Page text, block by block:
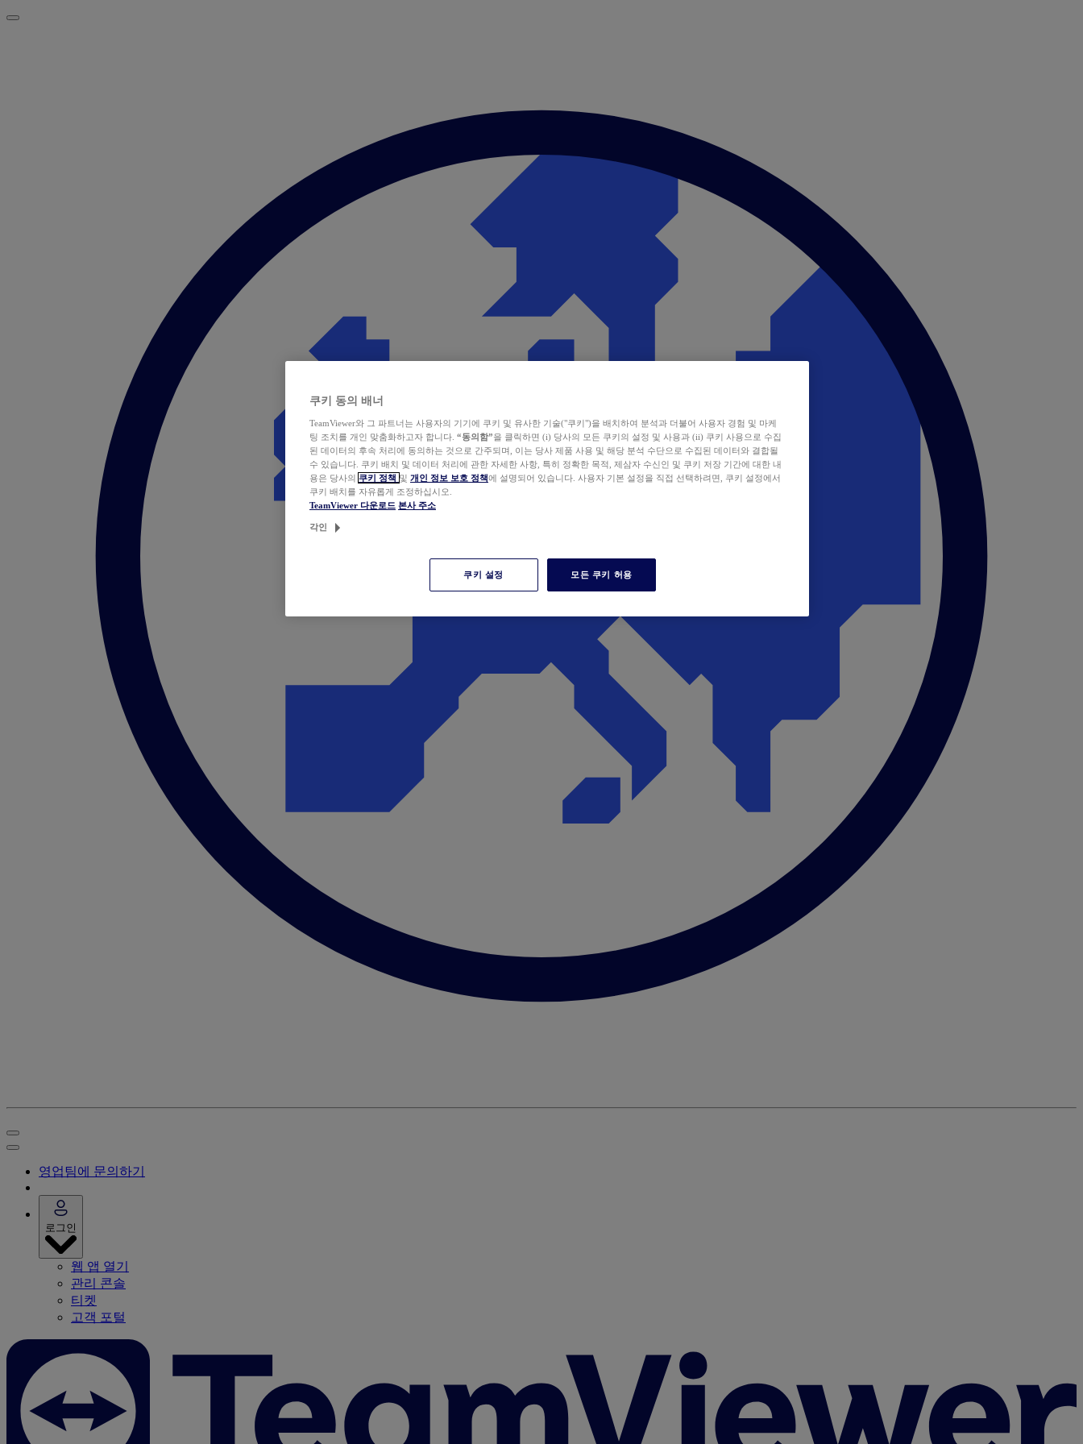
영업팀에 문의하기
로그인
웹 앱 열기
관리 콘솔
티켓
고객 포털
쿠키 동의 배너
TeamViewer와 그 파트너는 사용자의 기기에 쿠키 및 유사한 기술("쿠키")을 배치하여 분석과 더불어 사용자 경험 및 마케
팅 조치를 개인 맞춤화하고자 합니다. “동의함”을 클릭하면 (i) 당사의 모든 쿠키의 설정 및 사용과 (ii) 쿠키 사용으로 수집
된 데이터의 후속 처리에 동의하는 것으로 간주되며, 이는 당사 제품 사용 및 해당 분석 수단으로 수집된 데이터와 결합될
수 있습니다. 쿠키 배치 및 데이터 처리에 관한 자세한 사항, 특히 정확한 목적, 제삼자 수신인 및 쿠키 저장 기간에 대한 내
용은 당사의 쿠키 정책 및 개인 정보 보호 정책에 설명되어 있습니다. 사용자 기본 설정을 직접 선택하려면, 쿠키 설정에서
쿠키 배치를 자유롭게 조정하십시오.
TeamViewer 다운로드 본사 주소
각인
쿠키 설정 모든 쿠키 허용